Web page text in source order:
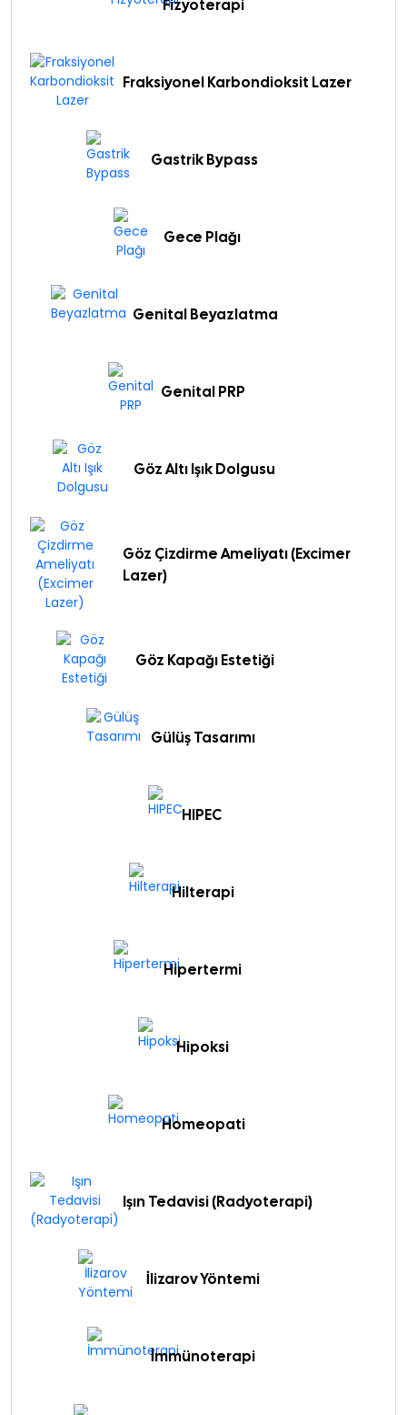
Fizyoterapi
Fraksiyonel Karbondioksit Lazer
Gastrik Bypass
Gece Plağı
Genital Beyazlatma
Genital PRP
Göz Altı Işık Dolgusu
Göz Çizdirme Ameliyatı (Excimer
Lazer)
Göz Kapağı Estetiği
Gülüş Tasarımı
HIPEC
Hilterapi
Hipertermi
Hipoksi
Homeopati
Işın Tedavisi (Radyoterapi)
İlizarov Yöntemi
İmmünoterapi